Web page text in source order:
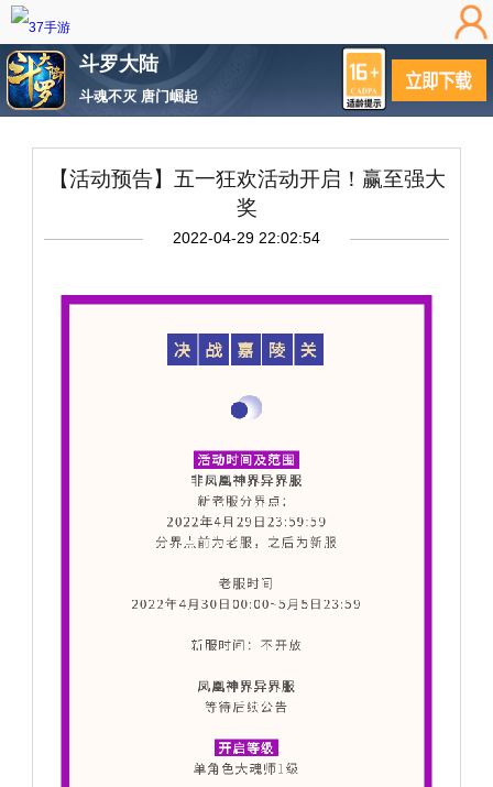
斗罗大陆
斗魂不灭 唐门崛起
【活动预告】五一狂欢活动开启！赢至强大
奖
2022-04-29 22:02:54